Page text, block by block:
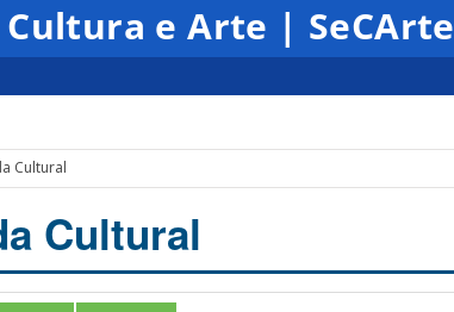
e Arte | SeCArte
Cultural
Cultural